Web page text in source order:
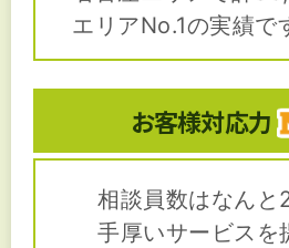
エリアNo.1の実績で
お客様対応力
相談員数はなんと
手厚いサービスを